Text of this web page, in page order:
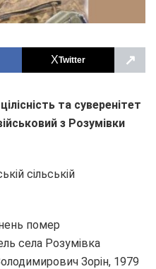
Twitter ↗
та суверенітет
з Розумівки
сільській
помер
села Розумівка
Зорін, 1979